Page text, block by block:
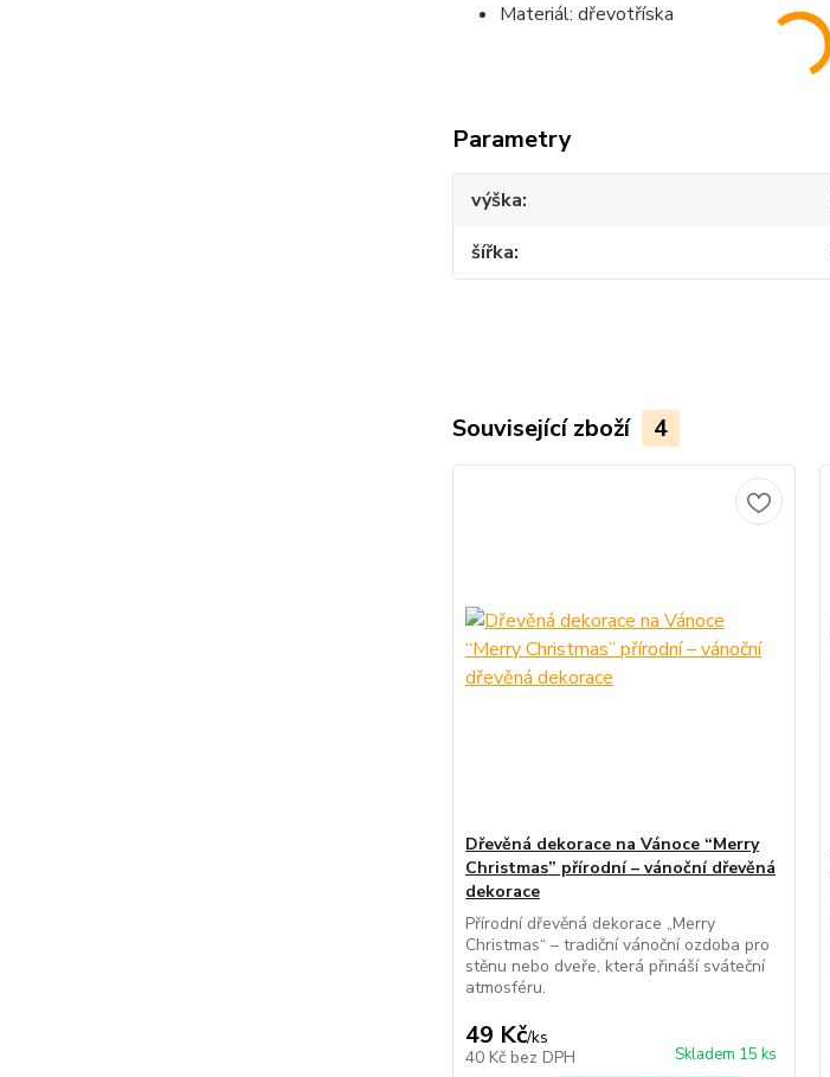
Materiál: dřevotříska
Parametry
výška
šířka
Související zboží 4
Dřevěná dekorace na Vánoce “Merry
Christmas” přírodní – vánoční dřevěná
dekorace
Přírodní dřevěná dekorace „Merry
Christmas“ – tradiční vánoční ozdoba pro
stěnu nebo dveře, která přináší sváteční
atmosféru.
49 Kč/ks
40 Kč bez DPH Skladem 15 ks